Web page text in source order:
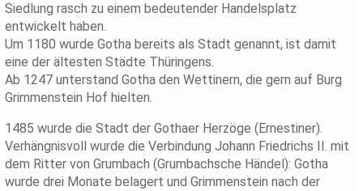
Siedlung rasch zu einem bedeutender Handelsplatz
entwickelt haben.
Um 1180 wurde Gotha bereits als Stadt genannt, ist damit
eine der ältesten Städte Thüringens.
Ab 1247 unterstand Gotha den Wettinern, die gern auf Burg
Grimmenstein Hof hielten.
1485 wurde die Stadt der Gothaer Herzöge (Ernestiner).
Verhängnisvoll wurde die Verbindung Johann Friedrichs II. mit
dem Ritter von Grumbach (Grumbachsche Händel): Gotha
wurde drei Monate belagert und Grimmenstein nach der